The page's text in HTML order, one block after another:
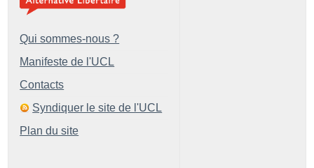
Qui sommes-nous ?
Manifeste de l'UCL
Contacts
Syndiquer le site de l'UCL
Plan du site